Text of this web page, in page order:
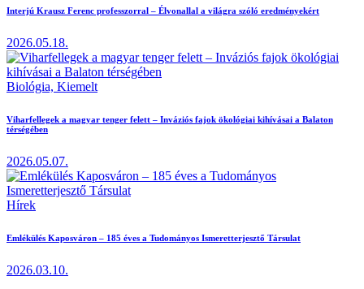
Interjú Krausz Ferenc professzorral – Élvonallal a világra szóló eredményekért
2026.05.18.
Biológia, Kiemelt
Viharfellegek a magyar tenger felett – Inváziós fajok ökológiai kihívásai a Balaton
térségében
2026.05.07.
Hírek
Emlékülés Kaposváron – 185 éves a Tudományos Ismeretterjesztő Társulat
2026.03.10.